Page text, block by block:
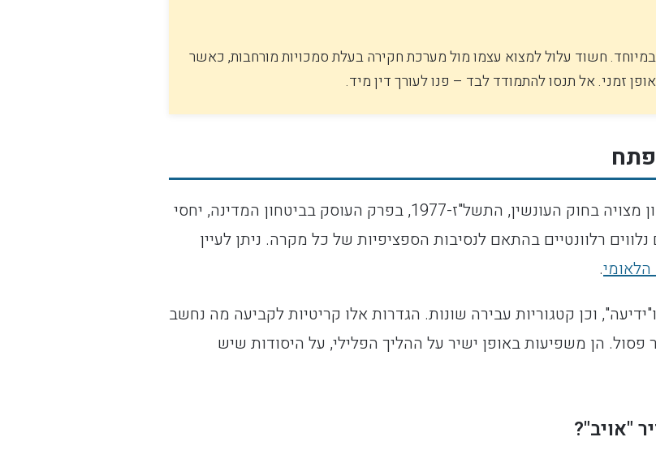
חשוד עלול למצוא עצמו מול מערכת חקירה בעלת סמכויות מורחבות, כאשר
זמני. אל תנסו להתמודד לבד – פנו לעורך דין מיד.
המסגרת החוקית המרכזית לעבירות ביטחון מצויה בחוק העונשין, התשל"ז-1977, בפרק העוסק בביטחון המדינה, יחסי
רלוונטיים בהתאם לנסיבות הספציפיות של כל מקרה. ניתן לעיין
.
וכן קטגוריות עבירה שונות. הגדרות אלו קריטיות לקביעה מה נחשב
פסול. הן משפיעות באופן ישיר על ההליך הפלילי, על היסודות שיש
"אויב"?